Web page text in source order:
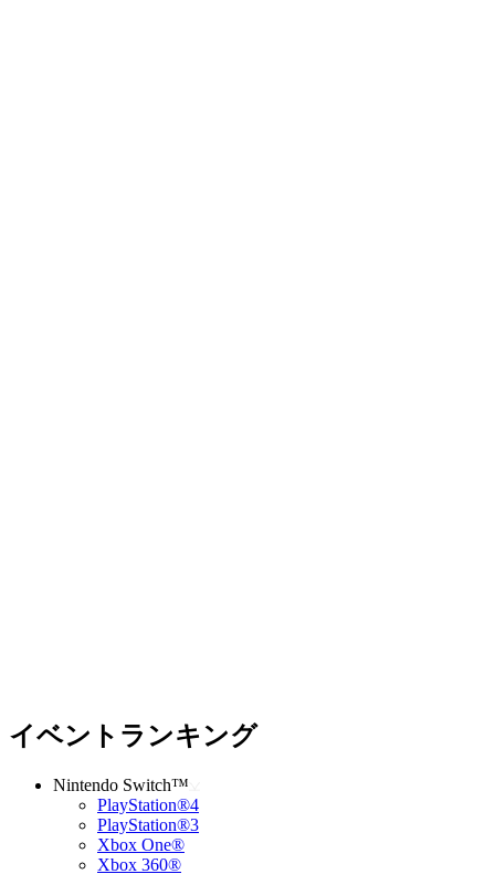
イベントランキング
Nintendo Switch™
PlayStation®4
PlayStation®3
Xbox One®
Xbox 360®